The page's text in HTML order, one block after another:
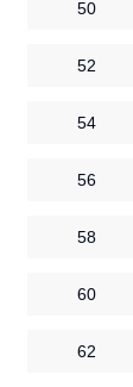
50
52
54
56
58
60
62